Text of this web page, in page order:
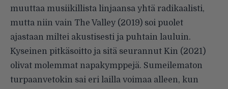
muuttaa musiikillista linjaansa yhtä radikaalisti,
mutta niin vain The Valley (2019) soi puolet
ajastaan miltei akustisesti ja puhtain lauluin.
Kyseinen pitkäsoitto ja sitä seurannut Kin (2021)
olivat molemmat napakymppejä. Sumeilematon
turpaanvetokin sai eri lailla voimaa alleen, kun